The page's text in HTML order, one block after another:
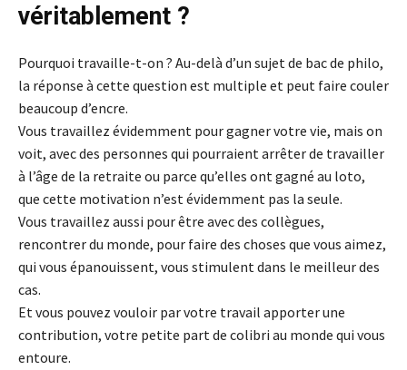
véritablement ?
Pourquoi travaille-t-on ? Au-delà d’un sujet de bac de philo,
la réponse à cette question est multiple et peut faire couler
beaucoup d’encre.
Vous travaillez évidemment pour gagner votre vie, mais on
voit, avec des personnes qui pourraient arrêter de travailler
à l’âge de la retraite ou parce qu’elles ont gagné au loto,
que cette motivation n’est évidemment pas la seule.
Vous travaillez aussi pour être avec des collègues,
rencontrer du monde, pour faire des choses que vous aimez,
qui vous épanouissent, vous stimulent dans le meilleur des
cas.
Et vous pouvez vouloir par votre travail apporter une
contribution, votre petite part de colibri au monde qui vous
entoure.